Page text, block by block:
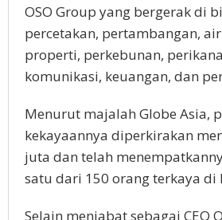
OSO Group yang bergerak di
percetakan, pertambangan,
properti, perkebunan,
komunikasi, keuangan, dan
Menurut majalah Globe Asia,
kekayaannya diperkirakan
juta dan telah
satu dari 150 orang terkaya di
Selain menjabat sebagai CEO